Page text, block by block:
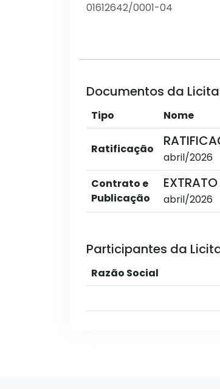
01612642/0001-04
Documentos da
Tipo Nome
Ratificação
abril/2026
Contrato e
Publicação
abril/2026
Participantes da
Razão Social